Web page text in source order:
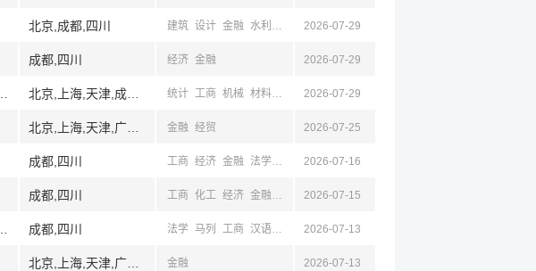
北京,成都,四川 建筑 设计 金融 水利 能动 电气 自动
2026-07-29
成都,四川 经济 金融 2026-07-29
统计 工商 机械 材料 电子 计算机 化工
2026-07-29
金融 经贸 2026-07-25
成都,四川 工商 经济 金融 法学 经贸 材料
2026-07-16
成都,四川 工商 化工 经济 金融 马列 经贸
2026-07-15
成都,四川 法学 马列 工商 汉语 新闻 金融
2026-07-13
金融 2026-07-13